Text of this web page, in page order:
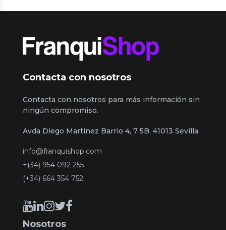
Contacta con nosotros
Contacta con nosotros para más información sin
ningún compromiso.
Avda Diego Martinez Barrio 4, 7 5B, 41013 Sevilla
info@franquishop.com
+(34) 954 092 255
(+34) 664 354 752
Nosotros